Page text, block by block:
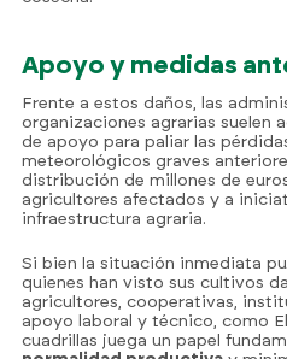
Apoyo y medidas
Frente a estos daños, las
organizaciones agrarias suelen
de apoyo para paliar las
meteorológicos graves
distribución de millones de
agricultores afectados y a
infraestructura agraria.
Si bien la situación inmediata
quienes han visto sus cultivos
agricultores, cooperativas,
apoyo laboral y técnico, como
cuadrillas juega un papel